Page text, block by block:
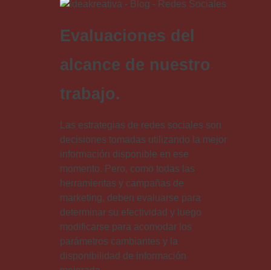
Evaluaciones del
alcance de nuestro
trabajo.
Las estrategias de redes sociales son
decisiones tomadas utilizando la mejor
información disponible en ese
momento. Pero, como todas las
herramientas y campañas de
marketing, deben evaluarse para
determinar su efectividad y luego
modificarse para acomodar los
parámetros cambiantes y la
disponibilidad de información